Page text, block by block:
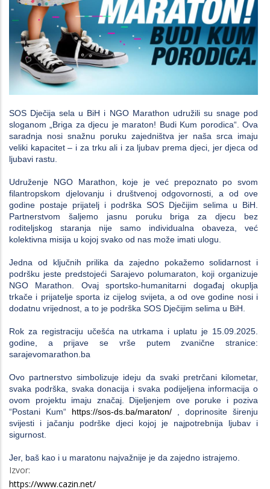
SOS Dječija sela u BiH i NGO Marathon udružili su snage pod
sloganom „Briga za djecu je maraton! Budi Kum porodica“. Ova
saradnja nosi snažnu poruku zajedništva jer naša srca imaju
veliki kapacitet – i za trku ali i za ljubav prema djeci, jer djeca od
ljubavi rastu.
Udruženje NGO Marathon, koje je već prepoznato po svom
filantropskom djelovanju i društvenoj odgovornosti, a od ove
godine postaje prijatelj i podrška SOS Dječijim selima u BiH.
Partnerstvom šaljemo jasnu poruku briga za djecu bez
roditeljskog staranja nije samo individualna obaveza, već
kolektivna misija u kojoj svako od nas može imati ulogu.
Jedna od ključnih prilika da zajedno pokažemo solidarnost i
podršku jeste predstojeći Sarajevo polumaraton, koji organizuje
NGO Marathon. Ovaj sportsko-humanitarni događaj okuplja
trkače i prijatelje sporta iz cijelog svijeta, a od ove godine nosi i
dodatnu vrijednost, a to je podrška SOS Dječijim selima u BiH.
Rok za registraciju učešća na utrkama i uplatu je 15.09.2025.
godine, a prijave se vrše putem zvanične stranice:
sarajevomarathon.ba
Ovo partnerstvo simbolizuje ideju da svaki pretrčani kilometar,
svaka podrška, svaka donacija i svaka podijeljena informacija o
ovom projektu imaju značaj. Dijeljenjem ove poruke i poziva
“Postani Kum“ https://sos-ds.ba/maraton/ , doprinosite širenju
svijesti i jačanju podrške djeci kojoj je najpotrebnija ljubav i
sigurnost.
Jer, baš kao i u maratonu najvažnije je da zajedno istrajemo.
Izvor:
https://www.cazin.net/